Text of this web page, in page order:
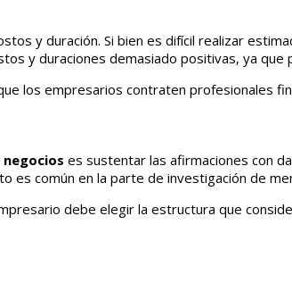
y duración. Si bien es difícil realizar
y duraciones demasiado positivas, ya que
los empresarios contraten profesionales
es sustentar las afirmaciones con
es común en la parte de investigación de
debe elegir la estructura que